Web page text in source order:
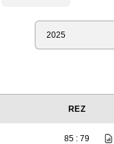
Sezona
REZ
85 : 79